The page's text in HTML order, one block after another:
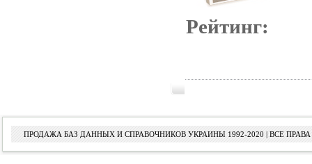
Рейтинг:
ПРОДАЖА БАЗ ДАННЫХ И СПРАВОЧНИКОВ УКРАИНЫ 1992-2020 | ВСЕ